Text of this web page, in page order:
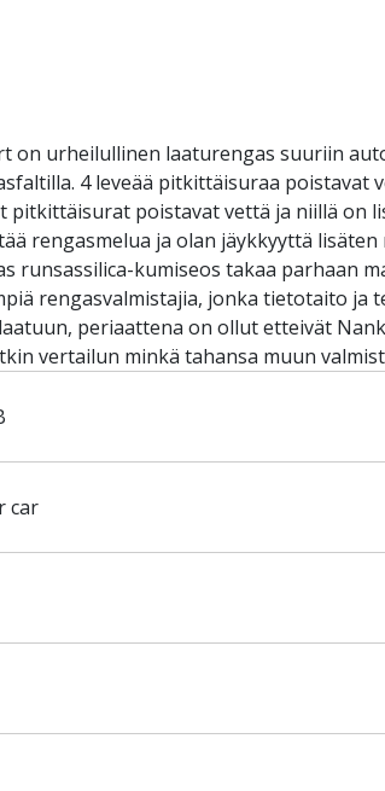
on urheilullinen laaturengas suuriin
4 leveää pitkittäisuraa
pitkittäisurat poistavat vettä ja niillä on
rengasmelua ja olan jäykkyyttä
runsassilica-kumiseos takaa parhaan
rengasvalmistajia, jonka tietotaito
periaattena on ollut etteivät
vertailun minkä tahansa muun
car